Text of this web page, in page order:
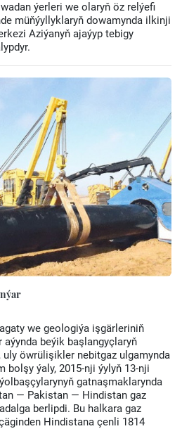
ýerleri we olaryň öz relýefi
müňýyllyklaryň dowamynda ilkinji
Aziýanyň ajaýyp tebigy
we geologiýa işgärleriniň
beýik başlangyçlaryň
uly öwrülişikler nebitgaz ulgamynda
bolşy ýaly, 2015-nji ýylyň 13-nji
gatnaşmaklarynda
— Pakistan — Hindistan gaz
berlipdi. Bu halkara gaz
Hindistana çenli 1814